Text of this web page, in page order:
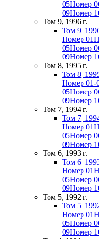
05Номер
09Номер
Том 9, 1996 г.
Том 9,
Номер 01
05Номер
09Номер
Том 8, 1995 г.
Том 8,
Номер 01-
05Номер
09Номер
Том 7, 1994 г.
Том 7,
Номер 01
05Номер
09Номер
Том 6, 1993 г.
Том 6,
Номер 01
05Номер
09Номер
Том 5, 1992 г.
Том 5,
Номер 01
05Номер
09Номер